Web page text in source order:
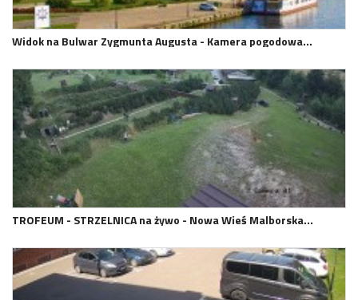
Widok na Bulwar Zygmunta Augusta - Kamera pogodowa…
TROFEUM - STRZELNICA na żywo - Nowa Wieś Malborska…